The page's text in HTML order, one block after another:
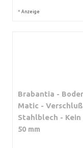
* Anzeige
Brabantia -
Matic -
Stahlblech -
50 mm